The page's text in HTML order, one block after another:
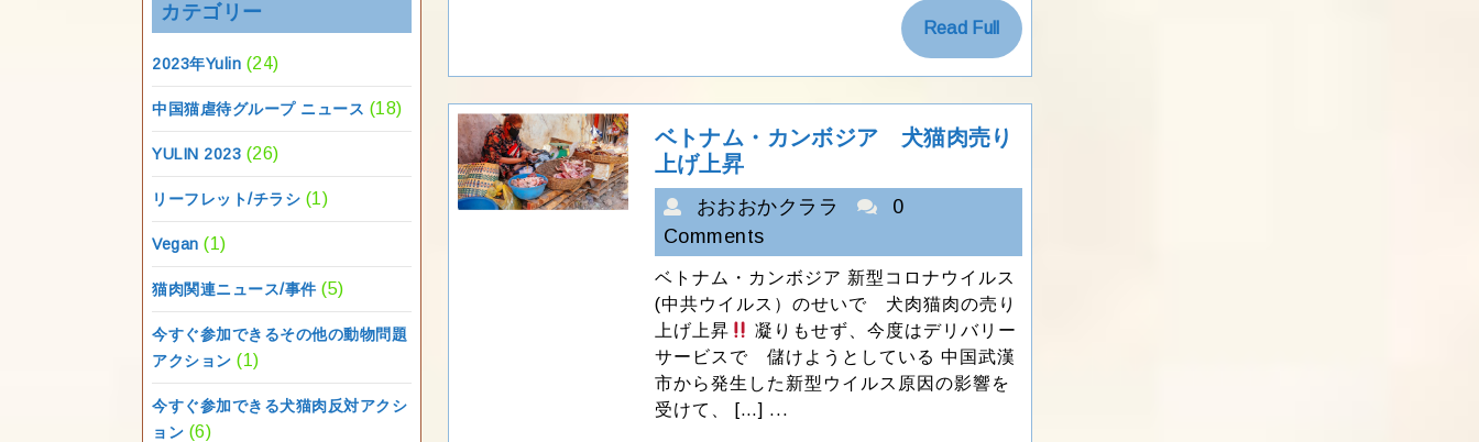
カテゴリー
2023年Yulin (24)
中国猫虐待グループ ニュース (18)
YULIN 2023 (26)
リーフレット/チラシ (1)
Vegan (1)
猫肉関連ニュース/事件 (5)
今すぐ参加できるその他の動物問題
アクション (1)
今すぐ参加できる犬猫肉反対アクシ
ョン (6)
が
虐
殺
れ
Read Full Read
Full
ベトナム・カンボジア 犬猫肉売り
上げ上昇ベ
ト
ナ
ム・
カ
ン
ボ
ジ
ア
犬
猫
肉
おおおかクララ
お
お
か
ク
ラ
ラ
0
Comments
ベトナム・カンボジア 新型コロナウイルス
(中共ウイルス）のせいで 犬肉猫肉の売り
上げ上昇
凝りもせず、今度はデリバリー
サービスで 儲けようとしている 中国武漢
市から発生した新型ウイルス原因の影響を
受けて、 […] ...